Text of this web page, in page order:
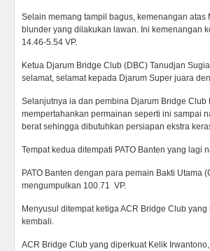
Selain memang tampil bagus, kemenangan
blunder yang dilakukan lawan. Ini kemenangan
14.46-5.54 VP.
Ketua Djarum Bridge Club (DBC) Tanudjan
selamat, selamat kepada Djarum Super juara
Selanjutnya ia dan pembina Djarum Bridge
mempertahankan permainan seperti ini sampai
berat sehingga dibutuhkan persiapan ekstra
Tempat kedua ditempati PATO Banten yang
PATO Banten dengan para pemain Bakti Utama
mengumpulkan 100.71 VP.
Menyusul ditempat ketiga ACR Bridge Club
kembali.
ACR Bridge Club yang diperkuat Kelik